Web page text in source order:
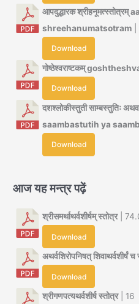
आपदुद्धारक
shreehanumatsotram
Download
गोष्ठेश्वराष्टकम्
Download
दशश्लोकीस्तुती साम्बस्तुतिः
saambastutih ya
Download
आज यह मन्त्र पढ़ें
श्रीसमर्थाथर्वशीर्षम् स्तोत्र|
Download
अथर्वशिरोपनिषत् शिवाथर्वशीर्षं च
Download
श्रीगणपत्यथर्वशीर्ष स्तोत्र| 16